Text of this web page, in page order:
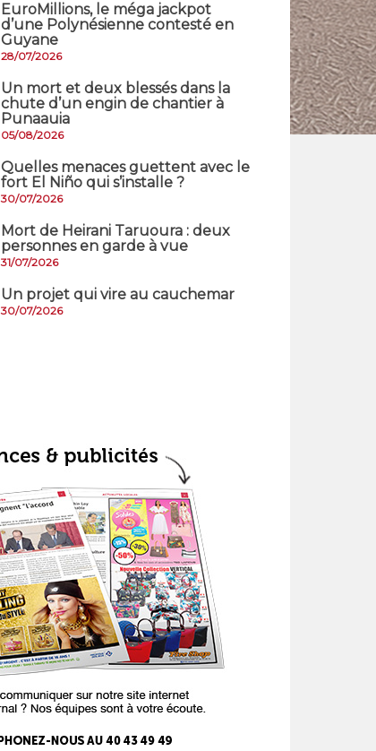
EuroMillions, ​le méga jackpot
d’une Polynésienne contesté en
Guyane
28/07/2026
​Un mort et deux blessés dans la
chute d’un engin de chantier à
Punaauia
05/08/2026
Quelles menaces guettent avec le
fort El Niño qui s’installe ?
30/07/2026
Mort de Heirani Taruoura : deux
personnes en garde à vue
31/07/2026
Un projet qui vire au cauchemar
30/07/2026